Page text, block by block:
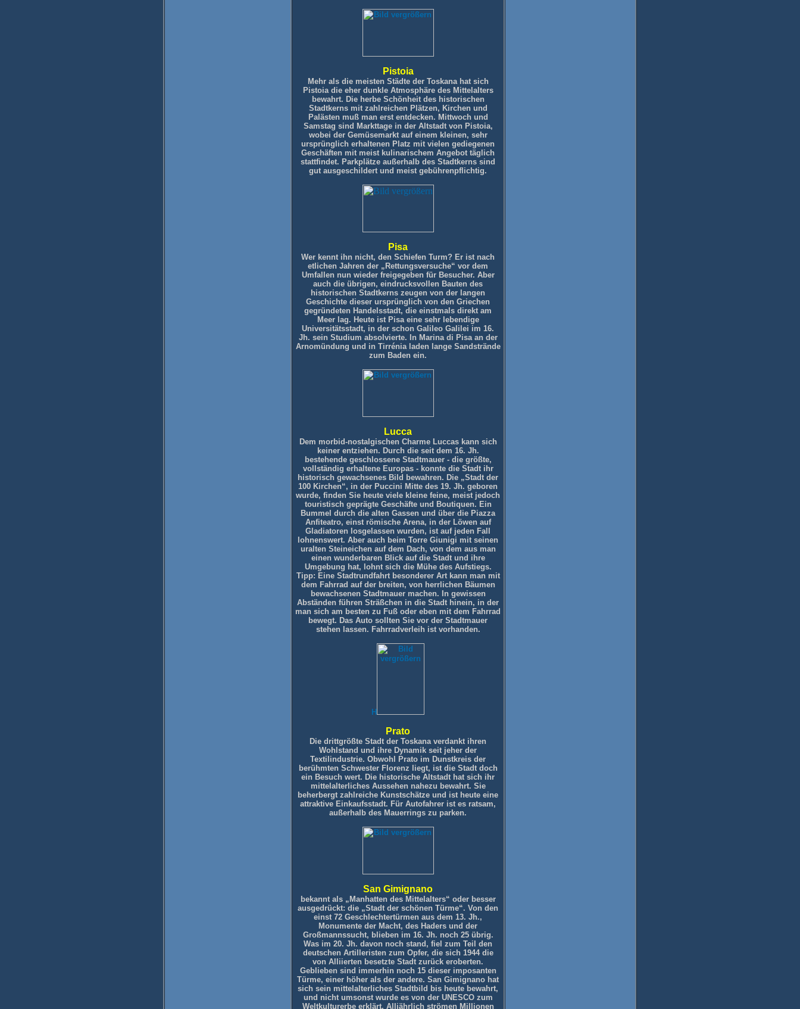
Pistoia
Mehr als die meisten Städte der Toskana hat sich
Pistoia die eher dunkle Atmosphäre des Mittelalters
bewahrt. Die herbe Schönheit des historischen
Stadtkerns mit zahlreichen Plätzen, Kirchen und
Palästen muß man erst entdecken. Mittwoch und
Samstag sind Markttage in der Altstadt von Pistoia,
wobei der Gemüsemarkt auf einem kleinen, sehr
ursprünglich erhaltenen Platz mit vielen gediegenen
Geschäften mit meist kulinarischem Angebot täglich
stattfindet. Parkplätze außerhalb des Stadtkerns sind
gut ausgeschildert und meist gebührenpflichtig.
Pisa
Wer kennt ihn nicht, den Schiefen Turm? Er ist nach
etlichen Jahren der „Rettungsversuche“ vor dem
Umfallen nun wieder freigegeben für Besucher. Aber
auch die übrigen, eindrucksvollen Bauten des
historischen Stadtkerns zeugen von der langen
Geschichte dieser ursprünglich von den Griechen
gegründeten Handelsstadt, die einstmals direkt am
Meer lag. Heute ist Pisa eine sehr lebendige
Universitätsstadt, in der schon Galileo Galilei im 16.
Jh. sein Studium absolvierte.
In Marina di Pisa an der
Arnomündung und in Tirrénia laden lange Sandstrände
zum Baden ein.
Lucca
Dem morbid-nostalgischen Charme Luccas kann sich
keiner entziehen. Durch die seit dem 16. Jh.
bestehende geschlossene Stadtmauer - die größte,
vollständig erhaltene Europas - konnte die Stadt ihr
historisch gewachsenes Bild bewahren. Die „Stadt der
100 Kirchen“, in der Puccini Mitte des 19. Jh. geboren
wurde, finden Sie heute viele kleine feine, meist jedoch
touristisch geprägte Geschäfte und Boutiquen. Ein
Bummel durch die alten Gassen und über die Piazza
Anfiteatro, einst römische Arena, in der Löwen auf
Gladiatoren losgelassen wurden, ist auf jeden Fall
lohnenswert. Aber auch beim Torre Giunigi mit seinen
uralten Steineichen auf dem Dach, von dem aus man
einen wunderbaren Blick auf die Stadt und ihre
Umgebung hat, lohnt sich die Mühe des Aufstiegs.
Tipp: Eine Stadtrundfahrt besonderer Art kann man mit
dem Fahrrad auf der breiten, von herrlichen Bäumen
bewachsenen Stadtmauer machen. In gewissen
Abständen führen Sträßchen in die Stadt hinein, in der
man sich am besten zu Fuß oder eben mit dem Fahrrad
bewegt. Das Auto sollten Sie vor der Stadtmauer
stehen lassen. Fahrradverleih ist vorhanden.
H
Prato
Die drittgrößte Stadt der Toskana verdankt ihren
Wohlstand und ihre Dynamik seit jeher der
Textilindustrie. Obwohl Prato im Dunstkreis der
berühmten Schwester Florenz liegt, ist die Stadt doch
ein Besuch wert. Die historische Altstadt hat sich ihr
mittelalterliches Aussehen nahezu bewahrt. Sie
beherbergt zahlreiche Kunstschätze und ist heute eine
attraktive Einkaufsstadt. Für Autofahrer ist es ratsam,
außerhalb des Mauerrings zu parken.
San Gimignano
bekannt als „Manhatten des Mittelalters“ oder besser
ausgedrückt: die „Stadt der schönen Türme“. Von den
einst 72 Geschlechtertürmen aus dem 13. Jh.,
Monumente der Macht, des Haders und der
Großmannssucht, blieben im 16. Jh. noch 25 übrig.
Was im 20. Jh. davon noch stand, fiel zum Teil den
deutschen Artilleristen zum Opfer, die sich 1944 die
von Alliierten besetzte Stadt zurück eroberten.
Geblieben sind immerhin noch 15 dieser imposanten
Türme, einer höher als der andere. San Gimignano hat
sich sein mittelalterliches Stadtbild bis heute bewahrt,
und nicht umsonst wurde es von der UNESCO zum
Weltkulturerbe erklärt. Alljährlich strömen Millionen